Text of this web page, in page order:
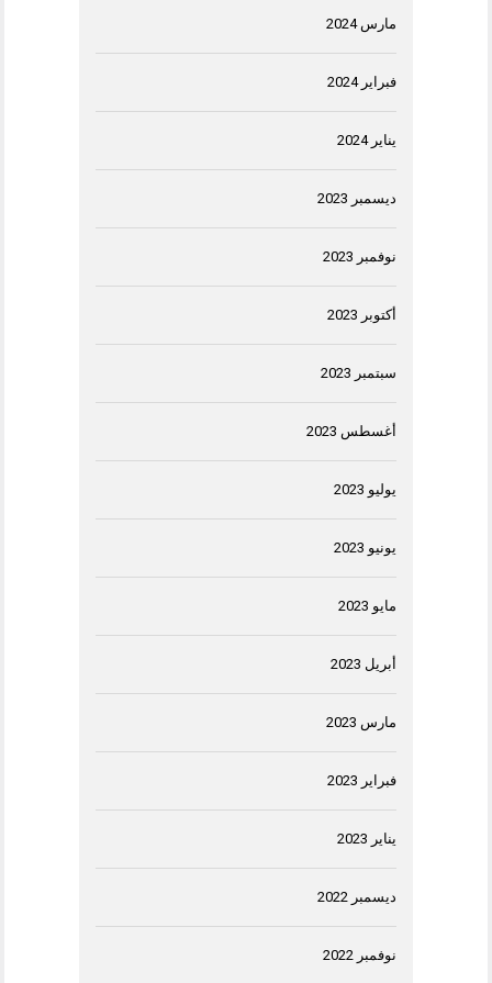
مارس 2024
فبراير 2024
يناير 2024
ديسمبر 2023
نوفمبر 2023
أكتوبر 2023
سبتمبر 2023
أغسطس 2023
يوليو 2023
يونيو 2023
مايو 2023
أبريل 2023
مارس 2023
فبراير 2023
يناير 2023
ديسمبر 2022
نوفمبر 2022